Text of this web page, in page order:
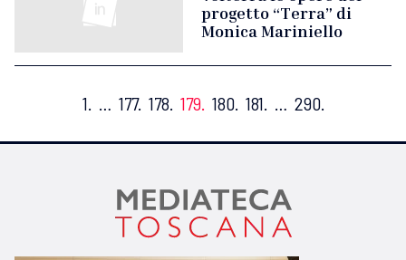
progetto “Terra” di
Monica Mariniello
1. … 177. 178. 179. 180. 181. … 290.